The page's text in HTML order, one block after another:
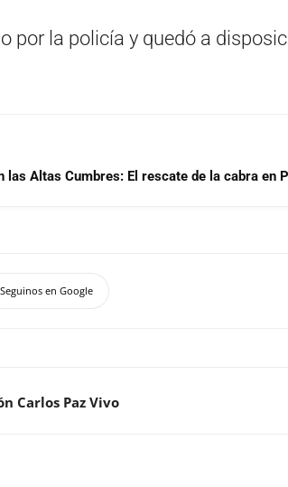
por la policía y quedó a
las Altas Cumbres: El rescate de la cabra en
en Google
Carlos Paz Vivo